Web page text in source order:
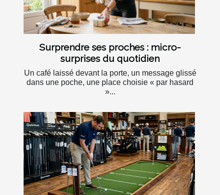
Surprendre ses proches : micro-
surprises du quotidien
Un café laissé devant la porte, un message glissé
dans une poche, une place choisie « par hasard
»...